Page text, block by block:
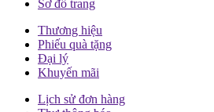
Sơ đồ trang
Thương hiệu
Phiếu quà tặng
Đại lý
Khuyến mãi
Lịch sử đơn hàng